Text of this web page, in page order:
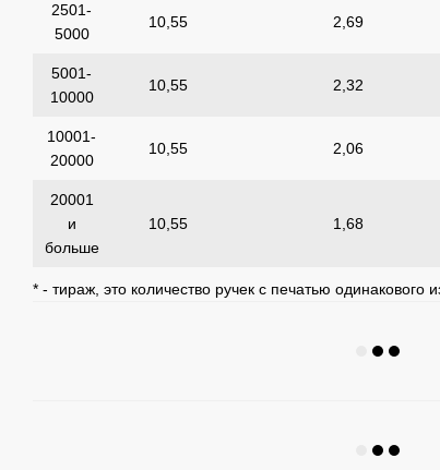
2501-
5000
10,55 2,69
5001-
10000
10,55 2,32
10001-
20000
10,55 2,06
20001
и
больше
10,55 1,68
* - тираж, это количество ручек с печатью одинакового